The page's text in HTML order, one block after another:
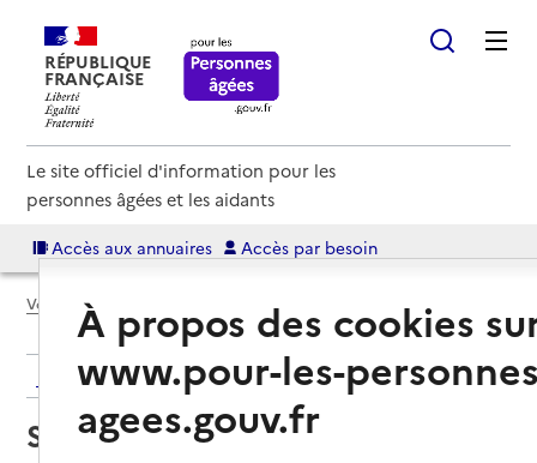
RÉPUBLIQUE
FRANÇAISE
Le site officiel d'information pour les
personnes âgées et les aidants
Accès aux annuaires Accès par besoin
Voir le fil d’Ariane
Retour aux résultats de l'annuaire
Service de soins infirmiers à
À propos des cookies
www.pour-les-
agees.gouv.fr